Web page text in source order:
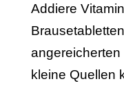
Addiere
kleine Quellen